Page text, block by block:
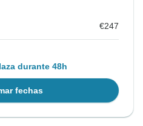
€247
durante 48h
fechas